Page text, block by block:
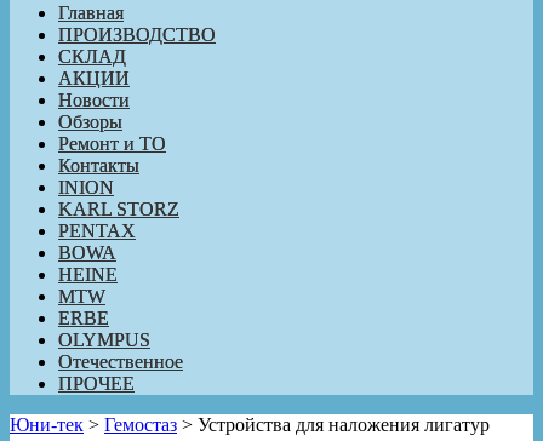
Главная
ПРОИЗВОДСТВО
СКЛАД
АКЦИИ
Новости
Обзоры
Ремонт и ТО
Контакты
INION
KARL STORZ
PENTAX
BOWA
HEINE
MTW
ERBE
OLYMPUS
Отечественное
ПРОЧЕЕ
Юни-тек > Гемостаз > Устройства для наложения лигатур